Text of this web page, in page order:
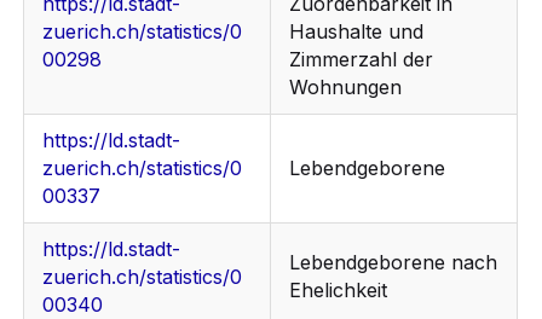
zuerich.ch/statistics/0
00298
Haushalte und
Zimmerzahl der
Wohnungen
https://ld.stadt-
zuerich.ch/statistics/0
00337
Lebendgeborene
https://ld.stadt-
zuerich.ch/statistics/0
00340
Lebendgeborene nach
Ehelichkeit